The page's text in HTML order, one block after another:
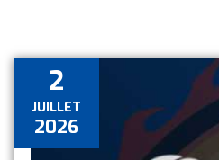
2
JUILLET
2026